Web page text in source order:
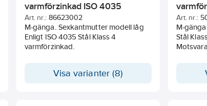
varmförzinkad ISO 4035
Art. nr.: 86623002
M-gänga. Sexkantmutter modell låg
Enligt ISO 4035 Stål Klass 4
varmförzinkad.
Visa varianter (8)
Art. nr.:
M-
Stål